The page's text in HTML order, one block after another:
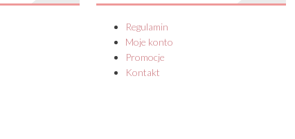
Regulamin
Moje konto
Promocje
Kontakt